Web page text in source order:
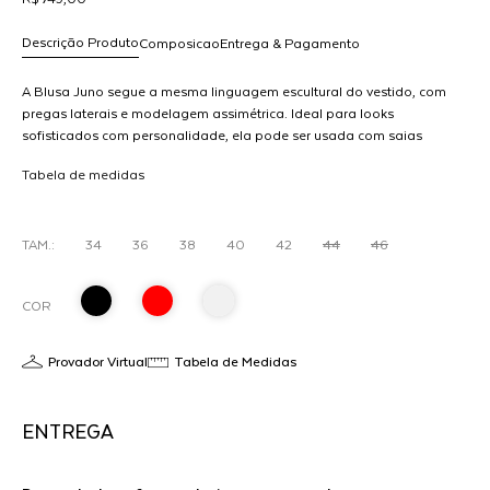
Composicao
Descrição Produto Entrega & Pagamento
A Blusa Juno segue a mesma linguagem escultural do vestido, com
pregas laterais e modelagem assimétrica. Ideal para looks
sofisticados com personalidade, ela pode ser usada com saias
refinadas e atuais.
Tabela de medidas
TAM.: 34 36 38 40 42 44 46
COR
Provador Virtual Tabela de Medidas
ENTREGA